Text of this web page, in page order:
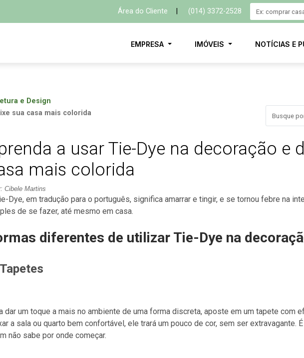
Área do Cliente (014) 3372-2528
EMPRESA IMÓVEIS NOTÍCIAS E
e Design
sua casa mais colorida
a usar Tie-Dye na decoração e
mais colorida
Cibele Martins
Dye, em tradução para o português, significa amarrar e tingir, e se tornou febre na
de se fazer, até mesmo em casa.
diferentes de utilizar Tie-Dye na
dar um toque a mais no ambiente de uma forma discreta, aposte em um tapete com
a sala ou quarto bem confortável, ele trará um pouco de cor, sem ser extravagante.
não sabe por onde começar.